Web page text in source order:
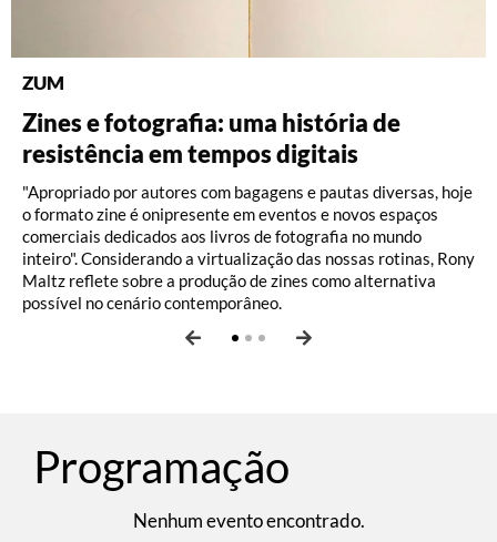
ZUM
Zines e fotografia: uma história de
resistência em tempos digitais
"Apropriado por autores com bagagens e pautas diversas, hoje
o formato zine é onipresente em eventos e novos espaços
comerciais dedicados aos livros de fotografia no mundo
inteiro". Considerando a virtualização das nossas rotinas, Rony
Maltz reflete sobre a produção de zines como alternativa
possível no cenário contemporâneo.
DISCOGRAFIA BRASILEIRA
Do Pajeú a Hollywood: 100 anos de
Moacir Santos, por Pedro Paulo Malta
RÁDIO BATUTA
Ney ao vivo, muito vivo, com Luiz
Fernando Vianna
Programação
Nenhum evento encontrado.